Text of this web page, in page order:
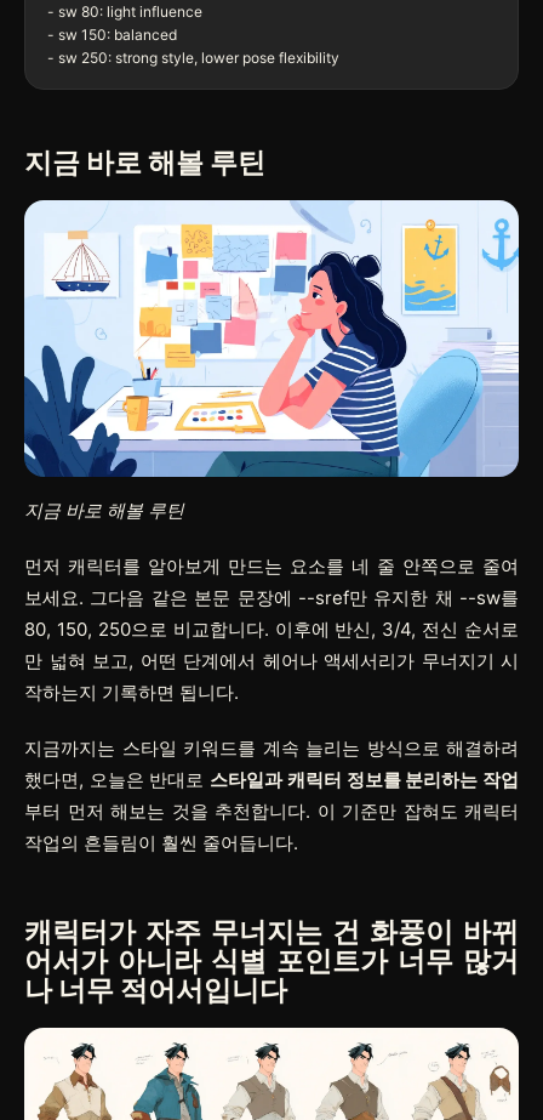
- sw 80: light influence
- sw 150: balanced
지금 바로 해볼 루틴
지금 바로 해볼 루틴
먼저 캐릭터를 알아보게 만드는 요소를 네 줄 안쪽으로 줄여
보세요. 그다음 같은 본문 문장에 --sref만 유지한 채 --sw를
80, 150, 250으로 비교합니다. 이후에 반신, 3/4, 전신 순서로
만 넓혀 보고, 어떤 단계에서 헤어나 액세서리가 무너지기 시
작하는지 기록하면 됩니다.
지금까지는 스타일 키워드를 계속 늘리는 방식으로 해결하려
했다면, 오늘은 반대로 스타일과 캐릭터 정보를 분리하는 작업
부터 먼저 해보는 것을 추천합니다. 이 기준만 잡혀도 캐릭터
작업의 흔들림이 훨씬 줄어듭니다.
캐릭터가 자주 무너지는 건 화풍이 바뀌
어서가 아니라 식별 포인트가 너무 많거
나 너무 적어서입니다